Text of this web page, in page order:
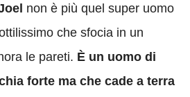
non è più quel super uomo
che sfocia in un
le pareti. È un uomo di
forte ma che cade a terra